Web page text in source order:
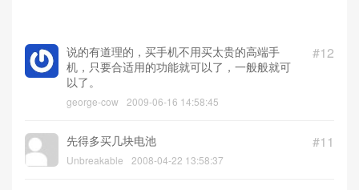
#12
说的有道理的，买手机不用买太贵的高端手
机，只要合适用的功能就可以了，一般般就可
以了。
george-cow 2009-06-16 14:58:45
#11
先得多买几块电池
Unbreakable 2008-04-22 13:58:37